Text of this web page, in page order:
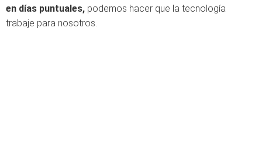
en días puntuales, podemos hacer que la tecnología
trabaje para nosotros.